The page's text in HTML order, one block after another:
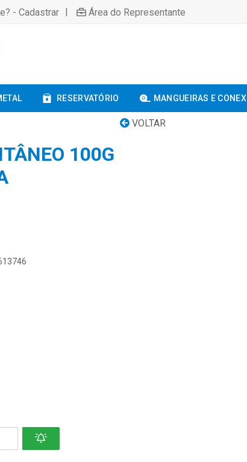
- Cadastrar | Área do Representante
RESERVATÓRIO MANGUEIRAS E
VOLTAR
100G